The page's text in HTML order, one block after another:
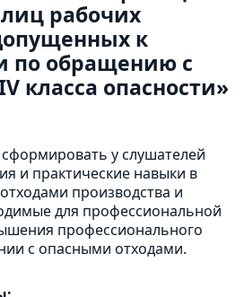
рабочих
к
по обращению с
класса опасности»
сформировать у слушателей
и практические навыки в
производства и
для профессиональной
профессионального
с опасными отходами.